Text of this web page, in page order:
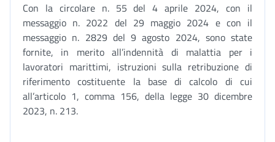
Con la circolare n. 55 del 4 aprile 2024, con il
messaggio n. 2022 del 29 maggio 2024 e con il
messaggio n. 2829 del 9 agosto 2024, sono state
fornite, in merito all’indennità di malattia per i
lavoratori marittimi, istruzioni sulla retribuzione di
riferimento costituente la base di calcolo di cui
all’articolo 1, comma 156, della legge 30 dicembre
2023, n. 213.